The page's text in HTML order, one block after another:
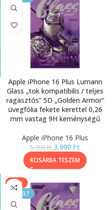
Apple iPhone 16 Plus Lumann
Glass „tok kompatibilis / teljes
ragasztós” 5D „Golden Armor”
üvegfólia fekete kerettel 0,26
mm vastag 9H keménységű
Apple iPhone 16 Plus
5.990Ft 3.990 Ft
KOSÁRBA TESZEM
-33%
KIEMELT